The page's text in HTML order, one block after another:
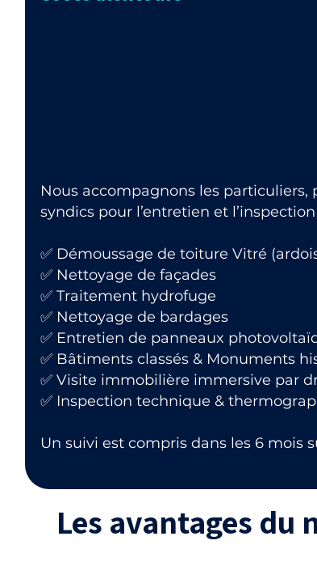
Nous accompagnons les particuliers,
syndics pour l’entretien et
✅ Démoussage de toiture Vitré
✅ Nettoyage de façades
✅ Traitement hydrofuge
✅ Nettoyage de bardages
✅ Entretien de panneaux
✅ Bâtiments classés & Monuments
✅ Visite immobilière immersive par
✅ Inspection technique &
Un suivi est compris dans les 6 mois
Les avantages du